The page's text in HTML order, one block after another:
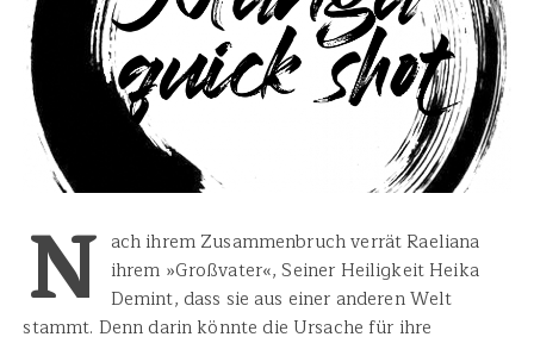
N ach ihrem Zusammenbruch verrät Raeliana
ihrem »Großvater«, Seiner Heiligkeit Heika
Demint, dass sie aus einer anderen Welt
stammt. Denn darin könnte die Ursache für ihre